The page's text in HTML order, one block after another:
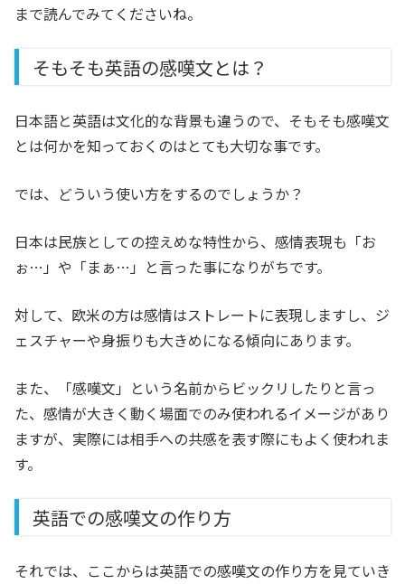
まで読んでみてくださいね。
そもそも英語の感嘆文とは？
日本語と英語は文化的な背景も違うので、そもそも感嘆文
とは何かを知っておくのはとても大切な事です。
では、どういう使い方をするのでしょうか？
日本は民族としての控えめな特性から、感情表現も「お
ぉ…」や「まぁ…」と言った事になりがちです。
対して、欧米の方は感情はストレートに表現しますし、ジ
ェスチャーや身振りも大きめになる傾向にあります。
また、「感嘆文」という名前からビックリしたりと言っ
た、感情が大きく動く場面でのみ使われるイメージがあり
ますが、実際には相手への共感を表す際にもよく使われま
す。
英語での感嘆文の作り方
それでは、ここからは英語での感嘆文の作り方を見ていき